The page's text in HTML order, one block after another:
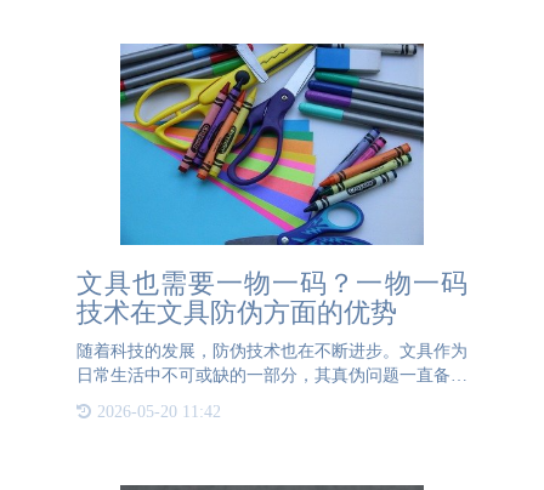
文具也需要一物一码？一物一码
技术在文具防伪方面的优势
随着科技的发展，防伪技术也在不断进步。文具作为
日常生活中不可或缺的一部分，其真伪问题一直备受
具品牌开始采用先进的防伪标签技术，其中一物一码
2026-05-20 11:42